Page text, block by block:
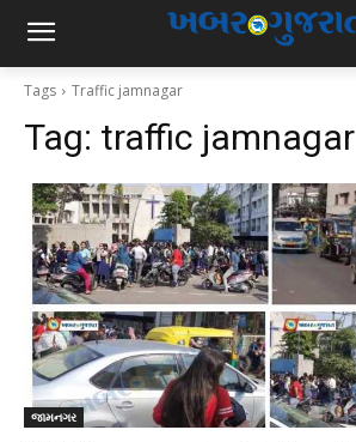
Tags Traffic jamnagar
Tag: traffic jamnagar
જામનગર